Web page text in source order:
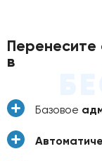
Перенесите
в
Базовое